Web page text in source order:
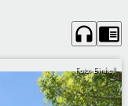
headphones chrome_reader_mode
Foto: Einhell